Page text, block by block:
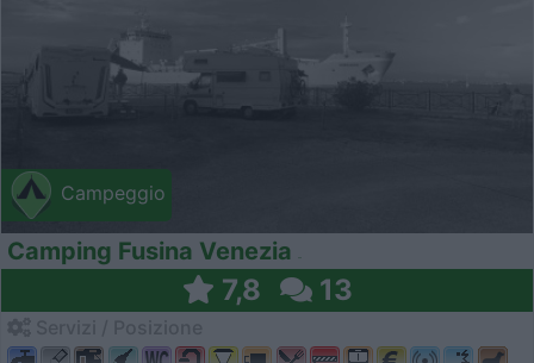
Campeggio
Camping Fusina Venezia
7,8 13